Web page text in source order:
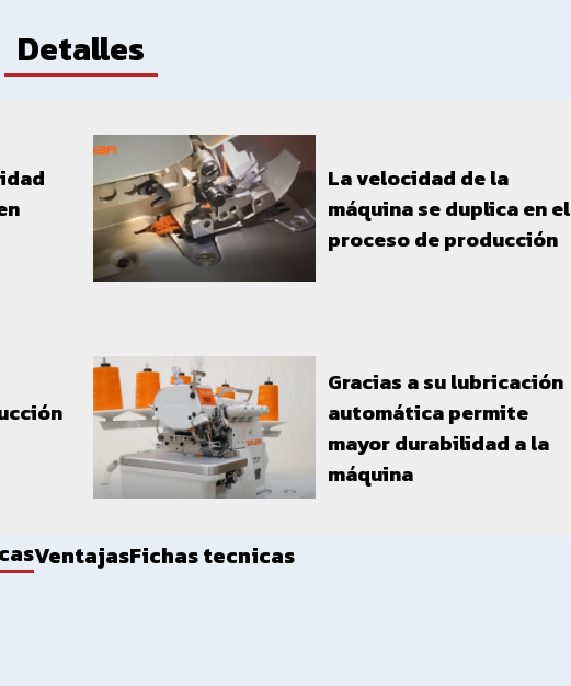
Detalles
La velocidad de la
máquina se duplica en el
proceso de producción
Gracias a su lubricación
automática permite
mayor durabilidad a la
máquina
VentajasFichas tecnicas